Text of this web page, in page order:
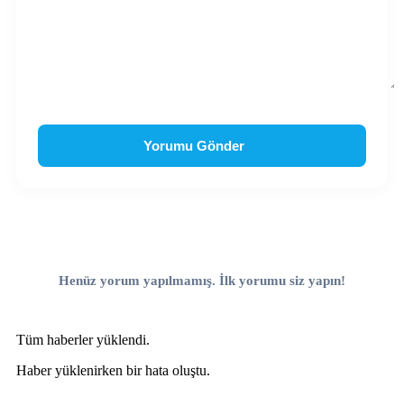
Yorumu Gönder
Henüz yorum yapılmamış. İlk yorumu siz yapın!
Tüm haberler yüklendi.
Haber yüklenirken bir hata oluştu.